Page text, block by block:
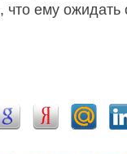
что ему